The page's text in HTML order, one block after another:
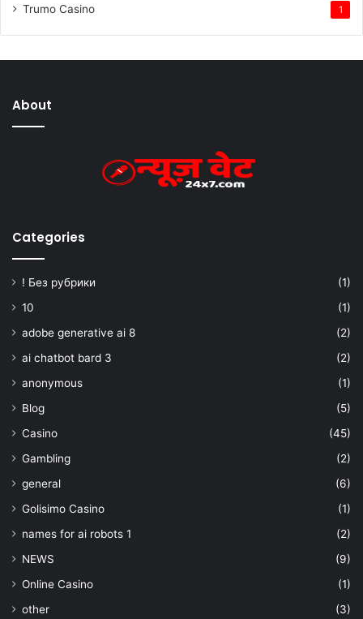
Trumo Casino 1
About
Categories
! Без рубрики
(1)
10
(1)
adobe generative ai 8
(2)
ai chatbot bard 3
(2)
anonymous
(1)
Blog
(5)
Casino
(45)
Gambling
(2)
general
(6)
Golisimo Casino
(1)
names for ai robots 1
(2)
NEWS
(9)
Online Casino
(1)
other
(3)